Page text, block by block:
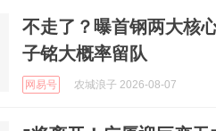
不走了？曝首钢两大核
子铭大概率留队
网易号 农城浪子 2026-08-07